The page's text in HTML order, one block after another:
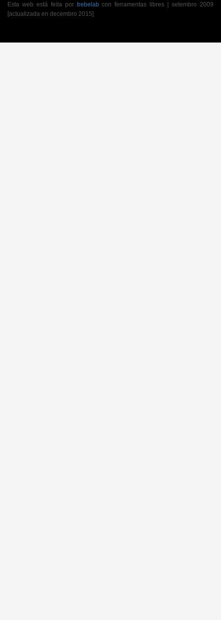
Esta web está feita por trebelabcon ferramentas libres | setembro 2009
[actualizada en decembro 2015]